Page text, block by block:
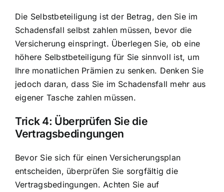
Die Selbstbeteiligung ist der Betrag, den Sie im
Schadensfall selbst zahlen müssen, bevor die
Versicherung einspringt. Überlegen Sie, ob eine
höhere Selbstbeteiligung für Sie sinnvoll ist, um
Ihre monatlichen Prämien zu senken. Denken Sie
jedoch daran, dass Sie im Schadensfall mehr aus
eigener Tasche zahlen müssen.
Trick 4: Überprüfen Sie die
Vertragsbedingungen
Bevor Sie sich für einen Versicherungsplan
entscheiden, überprüfen Sie sorgfältig die
Vertragsbedingungen. Achten Sie auf